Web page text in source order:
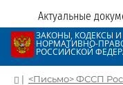
Актуальные
ЗАКОНЫ, КОДЕКСЫ И
НОРМАТИВНО-
РОССИЙСКОЙ
| <Письмо> ФССП